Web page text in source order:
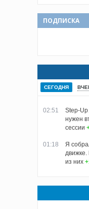
ПОДПИСКА
СЕГОДНЯ
02:51
Step-Up
нужен
сессии
01:18
Я
движке.
из них